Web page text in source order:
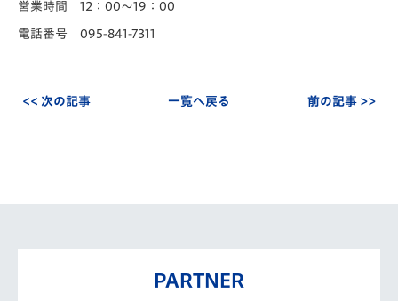
営業時間 12：00～19：00
電話番号 095-841-7311
<< 次の記事 一覧へ戻る 前の記事 >>
PARTNER